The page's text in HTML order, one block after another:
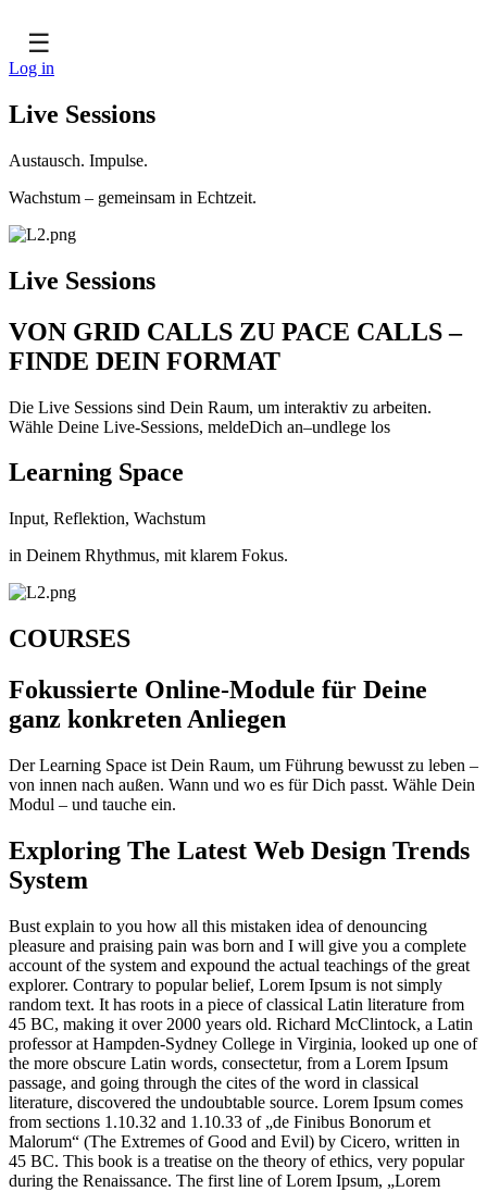
☰
Log in
Live Sessions
Austausch. Impulse.
Wachstum – gemeinsam in Echtzeit.
Live Sessions
VON GRID CALLS ZU PACE CALLS –
FINDE DEIN FORMAT
Die Live Sessions sind Dein Raum, um interaktiv zu arbeiten.
Wähle Deine Live-Sessions, meldeDich an–undlege los
Learning Space
Input, Reflektion, Wachstum
in Deinem Rhythmus, mit klarem Fokus.
COURSES
Fokussierte Online-Module für Deine
ganz konkreten Anliegen
Der Learning Space ist Dein Raum, um Führung bewusst zu leben –
von innen nach außen. Wann und wo es für Dich passt. Wähle Dein
Modul – und tauche ein.
Exploring The Latest Web Design Trends
System
Bust explain to you how all this mistaken idea of denouncing
pleasure and praising pain was born and I will give you a complete
account of the system and expound the actual teachings of the great
explorer. Contrary to popular belief, Lorem Ipsum is not simply
random text. It has roots in a piece of classical Latin literature from
45 BC, making it over 2000 years old. Richard McClintock, a Latin
professor at Hampden-Sydney College in Virginia, looked up one of
the more obscure Latin words, consectetur, from a Lorem Ipsum
passage, and going through the cites of the word in classical
literature, discovered the undoubtable source. Lorem Ipsum comes
from sections 1.10.32 and 1.10.33 of „de Finibus Bonorum et
Malorum“ (The Extremes of Good and Evil) by Cicero, written in
45 BC. This book is a treatise on the theory of ethics, very popular
during the Renaissance. The first line of Lorem Ipsum, „Lorem